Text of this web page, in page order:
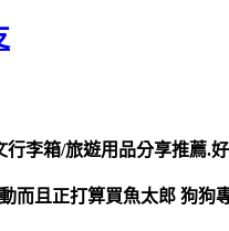
李箱/旅遊用品分享推薦.
而且正打算買魚太郎 狗狗